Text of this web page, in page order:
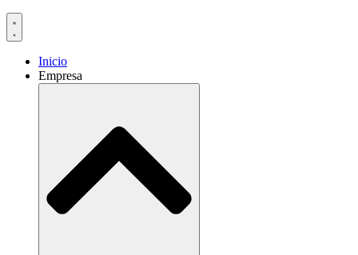
Inicio
Empresa